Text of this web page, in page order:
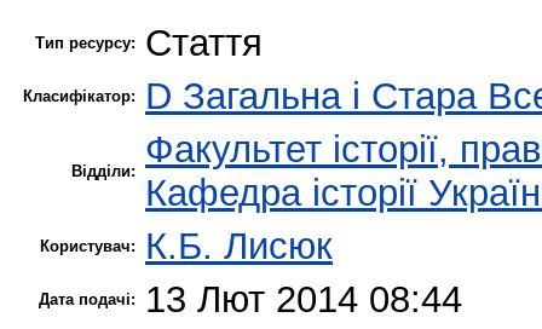
Тип ресурсу: Стаття
Класифікатор: D Загальна і Стара
Відділи:
Факультет історії,
Кафедра історії
Користувач: К.Б. Лисюк
Дата подачі: 13 Лют 2014 08:44